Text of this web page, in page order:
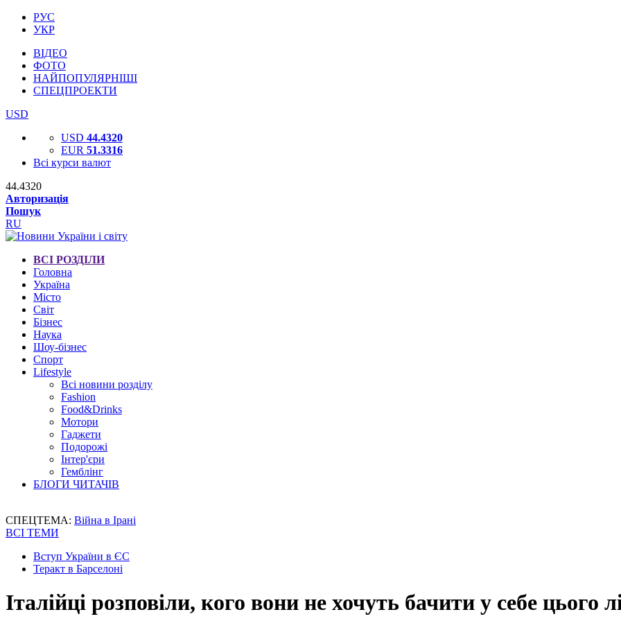
РУС
УКР
ВІДЕО
ФОТО
НАЙПОПУЛЯРНІШІ
СПЕЦПРОЕКТИ
USD
USD 44.4320
EUR 51.3316
Всі курси валют
44.4320
Авторизація
Пошук
RU
ВСІ РОЗДІЛИ
Головна
Україна
Місто
Світ
Бізнес
Наука
Шоу-бізнес
Спорт
Lifestyle
Всі новини розділу
Fashion
Food&Drinks
Мотори
Гаджети
Подорожі
Інтер'єри
Гемблінг
БЛОГИ ЧИТАЧІВ
СПЕЦТЕМА: Війна в Ірані
ВСІ ТЕМИ
Вступ України в ЄС
Теракт в Барселоні
Італійці розповіли, кого вони не хочуть бачити у себе цього